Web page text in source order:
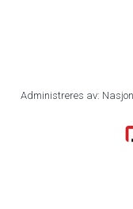
Administreres av: